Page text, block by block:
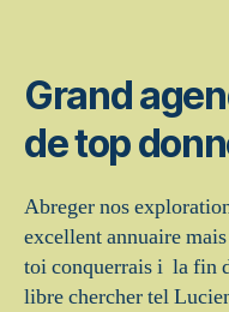
Grand
de top
Abreger nos
excellent annuaire
toi conquerrais i la fin
libre chercher tel